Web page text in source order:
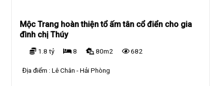
Mộc Trang hoàn thiện tổ ấm tân cổ điển cho gia
đình chị Thúy
1.8 tỷ 8 80m2 682
Địa điểm :Lê Chân - Hải Phòng